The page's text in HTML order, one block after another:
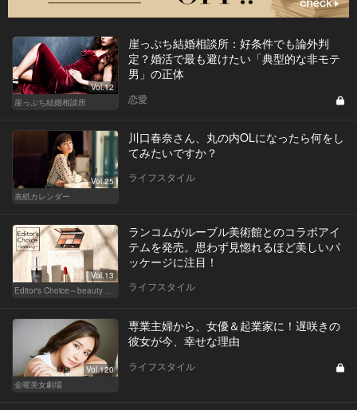
Vol.12
崖っぷち結婚相談所
崖っぷち結婚相談所：好条件でも論外判
定？婚活で最も避けたい「典型的な非モテ
男」の正体
恋愛
Vol.25
表紙カレンダー
川口春奈さん、丸の内OLになったら何をし
てみたいですか？
ライフスタイル
Vol.13
Editor's Choice～beauty & wellness～
ランコムがルーブル美術館とのコラボアイ
テムを発売。思わず見惚れるほど美しいパ
ッケージに注目！
ライフスタイル
Vol.120
金曜美女劇場
専業主婦から、女優＆起業家に！遅咲きの
彼女が今、幸せな理由
ライフスタイル